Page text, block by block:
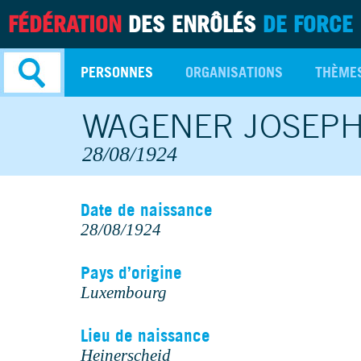
FÉDÉRATION DES ENRÔLÉS DE FORCE
PERSONNES ORGANISATIONS
WAGENER JOSEPH
28/08/1924
Date de naissance
28/08/1924
Pays d’origine
Luxembourg
Lieu de naissance
Heinerscheid